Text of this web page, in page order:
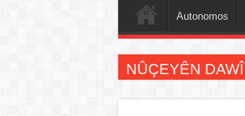
Autonomos
NÛÇEYÊN DAWÎ